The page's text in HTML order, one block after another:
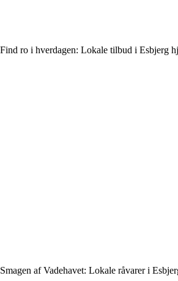
Find ro i hverdagen: Lokale tilbud i Esbjerg
Smagen af Vadehavet: Lokale råvarer i